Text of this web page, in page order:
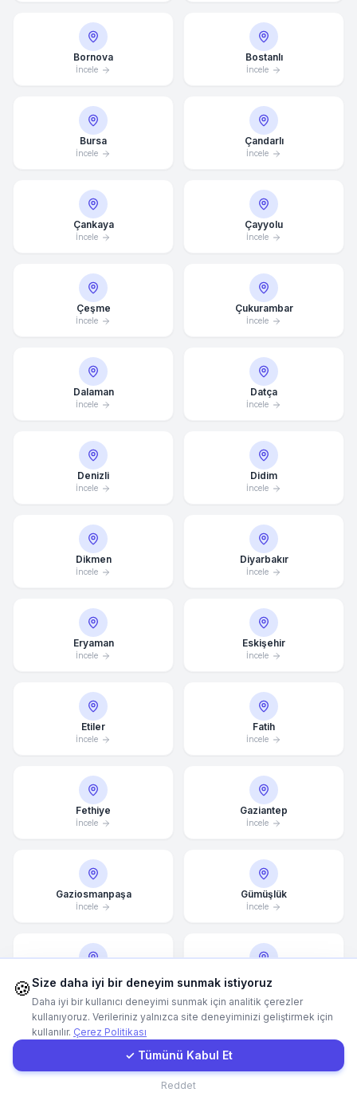
Bornova
İncele
Bostanlı
İncele
Bursa
İncele
Çandarlı
İncele
Çankaya
İncele
Çayyolu
İncele
Çeşme
İncele
Çukurambar
İncele
Dalaman
İncele
Datça
İncele
Denizli
İncele
Didim
İncele
Dikmen
İncele
Diyarbakır
İncele
Eryaman
İncele
Eskişehir
İncele
Etiler
İncele
Fatih
İncele
Fethiye
İncele
Gaziantep
İncele
Gaziosmanpaşa
İncele
Gümüşlük
İncele
Güzelbahçe
İncele
Hatay
İncele
İncele İncele
Ortalama Yanıt Süresi: 15 Dakika
İletişim Formu
🍪Size daha iyi bir deneyim sunmak istiyoruz
Daha iyi bir kullanıcı deneyimi sunmak için analitik çerezler
kullanıyoruz. Verileriniz yalnızca site deneyiminizi geliştirmek için
kullanılır. Çerez Politikası
✓ Tümünü Kabul Et
Reddet